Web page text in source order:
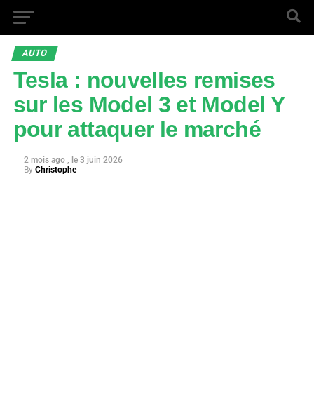
AUTO
Tesla : nouvelles remises
sur les Model 3 et Model Y
pour attaquer le marché
2 mois ago
3 juin 2026
By Christophe